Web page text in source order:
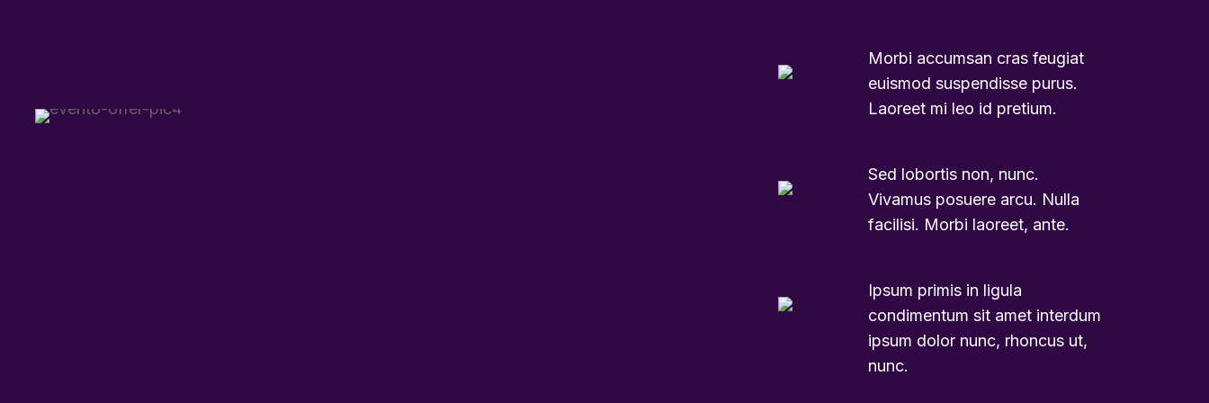
Morbi accumsan cras feugiat
euismod suspendisse purus.
Laoreet mi leo id pretium.
Sed lobortis non, nunc.
Vivamus posuere arcu. Nulla
facilisi. Morbi laoreet, ante.
Ipsum primis in ligula
condimentum sit amet interdum
ipsum dolor nunc, rhoncus ut,
nunc.